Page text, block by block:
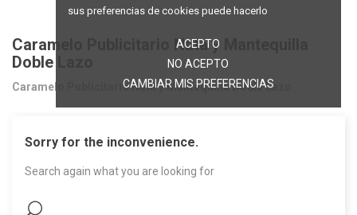
sus preferencias de cookies puede hacerlo
ACEPTO
NO ACEPTO
CAMBIAR MIS PREFERENCIAS
Caramelo Publicitario Nata y Mantequilla
Doble Lazo
Caramelo Publicitario Nata y Mantequilla Doble Lazo
Sorry for the inconvenience.
Search again what you are looking for